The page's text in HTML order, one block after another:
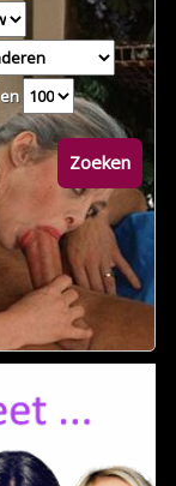
en
Zoeken